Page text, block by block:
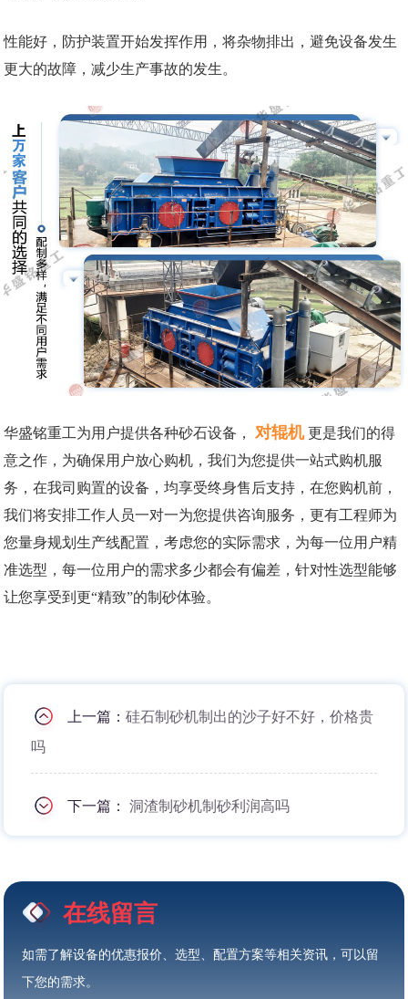
性能好，防护装置开始发挥作用，将杂物排出，避免设备发生
更大的故障，减少生产事故的发生。
华盛铭重工为用户提供各种砂石设备， 对辊机 更是我们的得
意之作，为确保用户放心购机，我们为您提供一站式购机服
务，在我司购置的设备，均享受终身售后支持，在您购机前，
我们将安排工作人员一对一为您提供咨询服务，更有工程师为
您量身规划生产线配置，考虑您的实际需求，为每一位用户精
准选型，每一位用户的需求多少都会有偏差，针对性选型能够
让您享受到更“精致”的制砂体验。
上一篇：硅石制砂机制出的沙子好不好，价格贵
吗
下一篇：洞渣制砂机制砂利润高吗
在线留言
如需了解设备的优惠报价、选型、配置方案等相关资讯，可以留
下您的需求。